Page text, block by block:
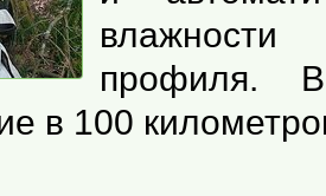
влажности
профиля.
в 100